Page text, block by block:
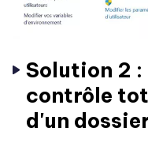
Solution 2 :
contrôle
d'un